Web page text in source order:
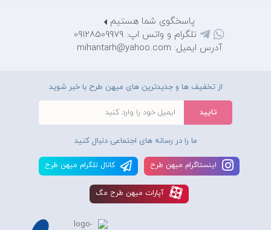
پاسخگوی شما هستیم
تلگرام و واتس اپ: 09128509979
آدرس ایمیل: mihantarh@yahoo.com
از تخفیف ها و جدیدترین های میهن طرح با خبر شوید
ما را در رسانه های اجتماعی دنبال کنید
اينستاگرام ميهن طرح کانال تلگرام ميهن طرح
آپارات ميهن طرح مگ